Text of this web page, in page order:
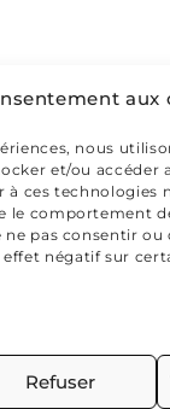
aux
nous
et/ou accéder
à ces technologies
le comportement
ne pas consentir ou
négatif sur
Refuser